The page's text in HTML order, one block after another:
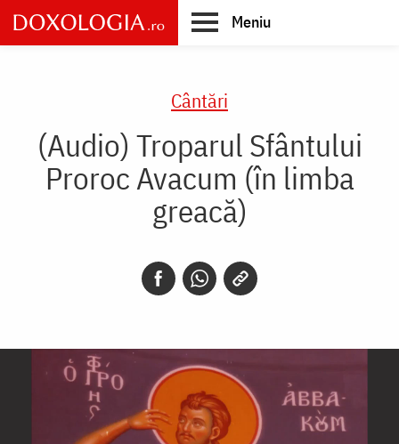
Skip
to
main
Meniu
Cântări
(Audio) Troparul Sfântului
Proroc Avacum (în limba
greacă)